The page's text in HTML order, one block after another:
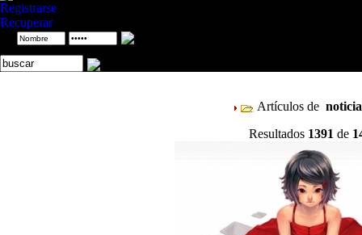
Registrarse
Recuperar
Artículos de
Resultados 1391 de